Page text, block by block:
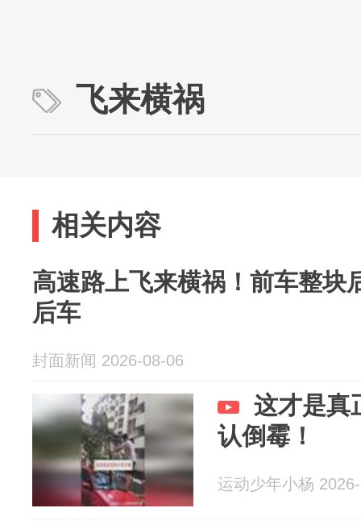
飞来横祸
相关内容
高速路上飞来横祸！前车整块
后车
封面新闻 2026-08-06
这才是真
认倒霉！
运动少年小杨